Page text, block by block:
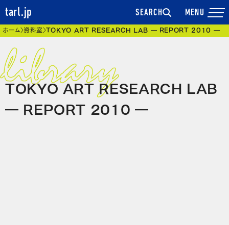
tarl.jp SEARCH
現在位置
ホーム 資料室 TOKYO ART RESEARCH LAB ― REPORT 2010 ―
TOKYO ART RESEARCH LAB
― REPORT 2010 ―